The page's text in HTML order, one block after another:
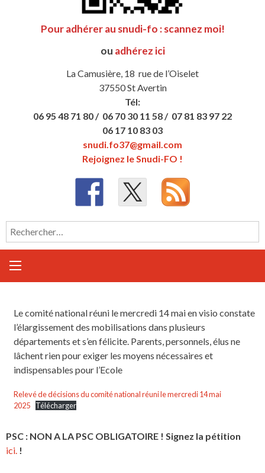
Pour adhérer au snudi-fo : scannez moi!
ou adhérez ici
La Camusière, 18 rue de l’Oiselet
37550 St Avertin
Tél:
06 95 48 71 80 / 06 70 30 11 58 / 07 81 83 97 22
06 17 10 83 03
snudi.fo37@gmail.com
Rejoignez le Snudi-FO !
Rechercher :
Le comité national réuni le mercredi 14 mai en visio constate
l’élargissement des mobilisations dans plusieurs
départements et s’en félicite. Parents, personnels, élus ne
lâchent rien pour exiger les moyens nécessaires et
indispensables pour l’Ecole
Relevé de décisions du comité national réuni le mercredi 14 mai
2025
Télécharger
PSC : NON A LA PSC OBLIGATOIRE ! Signez la pétition
ici. !